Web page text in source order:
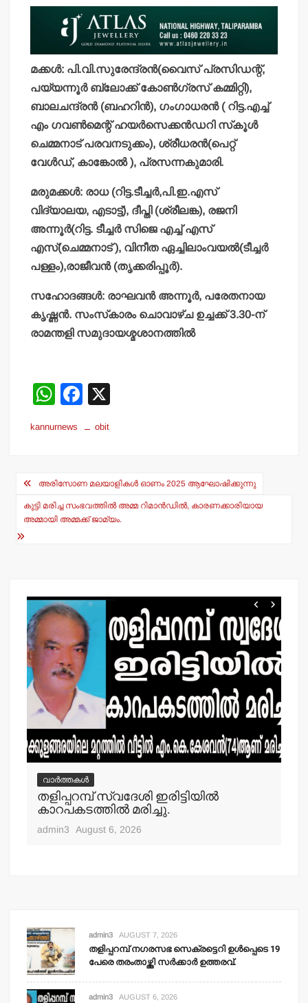
മക്കള്‍: പി.വി.സുരേന്ദ്രന്‍(വൈസ് പ്രസിഡന്റ്,
പയ്യന്നൂര്‍ ബ്ലോക്ക് കോണ്‍ഗ്രസ് കമ്മിറ്റി),
ബാലചന്ദ്രന്‍ (ബഹറിന്‍), ഗംഗാധരന്‍ ( റിട്ട.എച്ച്
എം ഗവണ്‍മെന്റ് ഹയര്‍സെക്കന്‍ഡറി സ്‌കൂള്‍
ചെമ്മനാട് പരവനടുക്കം), ശ്രീധരന്‍(പെറ്റ്
വേള്‍ഡ്, കാങ്കോല്‍ ), പ്രസന്നകുമാരി.
മരുമക്കള്‍: രാധ (റിട്ട.ടീച്ചര്‍,പി.ഇ.എസ്
വിദ്യാലയ, എടാട്ട്), ദീപ്തി (ശ്രീലങ്ക), രജനി
അന്നൂര്‍(റിട്ട. ടീച്ചര്‍ സിജെ എച്ച് എസ്
എസ്(ചെമ്മനാട് ), വിനീത ഏച്ചിലാംവയല്‍(ടീച്ചര്‍
പള്ളം),രാജീവന്‍ (തൃക്കരിപ്പൂര്‍).
സഹോദങ്ങള്‍: രാഘവന്‍ അന്നൂര്‍, പരേതനായ
കൃഷ്ണന്‍. സംസ്‌കാരം ചൊവാഴ്ച ഉച്ചക്ക് 3.30-ന്
രാമന്തളി സമുദായശ്മശാനത്തില്‍
W
at
A
p
p
F
c
b
o
o
kannurnews obit
Post
navigation
അരിസോണ മലയാളികള്‍ ഓണം 2025 ആഘോഷിക്കുന്നു
കുട്ടി മരിച്ച സംഭവത്തില്‍ അമ്മ റിമാന്‍ഡില്‍, കാരണക്കാരിയായ
അമ്മായി അമ്മക്ക് ജാമ്യം.
വാർത്തകൾ
തളിപ്പറമ്പ് സ്വദേശി ഇരിട്ടിയില്‍
കാറപകടത്തില്‍ മരിച്ചു.
admin3 August 6, 2026
admin3 AUGUST 7, 2026
തളിപ്പറമ്പ് നഗരസഭ സെക്രട്ടെറി ഉള്‍പ്പെടെ 19
പേരെ തരംതാഴ്ത്തി സര്‍ക്കാര്‍ ഉത്തരവ്.
admin3 AUGUST 6, 2026